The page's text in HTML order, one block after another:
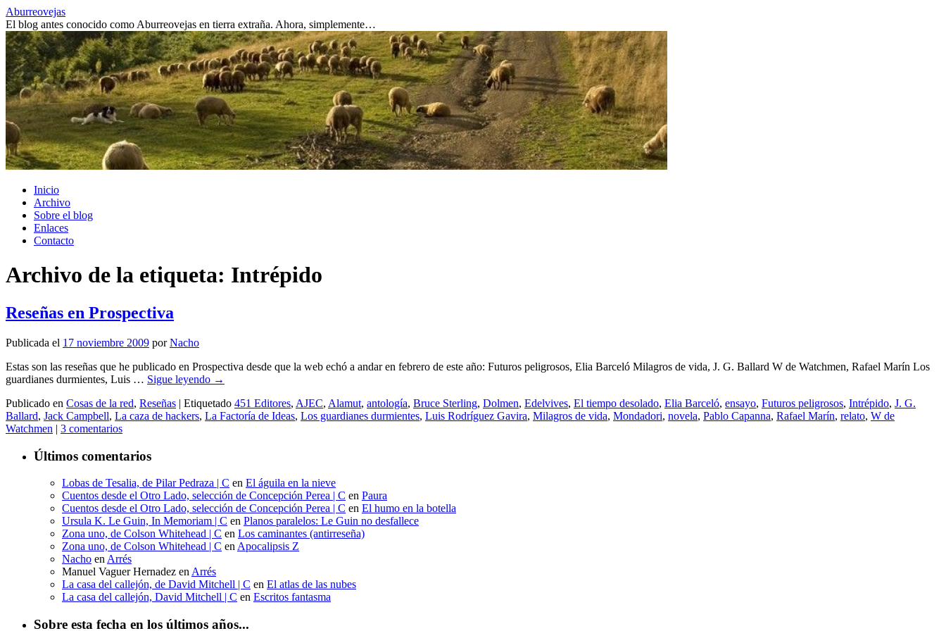
Saltar
al
contenido
Aburreovejas
El blog antes conocido como Aburreovejas en tierra extraña. Ahora, simplemente…
Inicio
Archivo
Sobre el blog
Enlaces
Contacto
Archivo de la etiqueta: Intrépido
Reseñas en Prospectiva
Publicada el 17 noviembre 2009 por Nacho
Estas son las reseñas que he publicado en Prospectiva desde que la web echó a andar en febrero de este año: Futuros peligrosos, Elia Barceló Milagros de vida, J. G. Ballard W de Watchmen, Rafael Marín Los
guardianes durmientes, Luis … Sigue leyendo →
Publicado en Cosas de la red, Reseñas | Etiquetado 451 Editores, AJEC, Alamut, antología, Bruce Sterling, Dolmen, Edelvives, El tiempo desolado, Elia Barceló, ensayo, Futuros peligrosos, Intrépido, J. G.
Ballard, Jack Campbell, La caza de hackers, La Factoría de Ideas, Los guardianes durmientes, Luis Rodríguez Gavira, Milagros de vida, Mondadori, novela, Pablo Capanna, Rafael Marín, relato, W de
Watchmen | 3 comentarios
Últimos comentarios
Lobas de Tesalia, de Pilar Pedraza | C en El águila en la nieve
Cuentos desde el Otro Lado, selección de Concepción Perea | C en Paura
Cuentos desde el Otro Lado, selección de Concepción Perea | C en El humo en la botella
Ursula K. Le Guin, In Memoriam | C en Planos paralelos: Le Guin no desfallece
Zona uno, de Colson Whitehead | C en Los caminantes (antirreseña)
Zona uno, de Colson Whitehead | C en Apocalipsis Z
Nacho en Arrés
Manuel Vaguer Hernadez en Arrés
La casa del callejón, de David Mitchell | C en El atlas de las nubes
La casa del callejón, David Mitchell | C en Escritos fantasma
Sobre esta fecha en los últimos años...